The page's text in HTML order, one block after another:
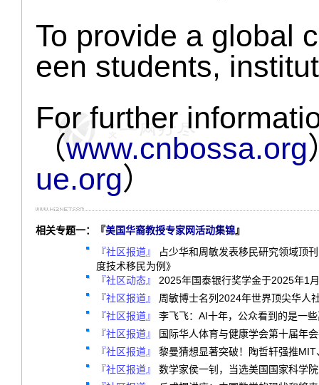
To provide a global
een students,
For further
（www.cnbossa.org
ue.org）
相关专题一：『美国华裔教授专家网活动集锦』
『社区报道』
占少华和周敏发表移民研究领域顶
度技术移民为例》
『社区动态』
2025年国泰银行奖学金于2025年1
『社区报道』
周敏博士名列2024年世界顶尖华人
『社区报道』
李飞飞：AI十年，公众看到的是一
『社区报道』
国际华人体育与健康学会第十届年
『社区报道』
黎曼猜想显著突破！陶哲轩强推
『社区报道』
数学家侯一钊，当选美国国家科学